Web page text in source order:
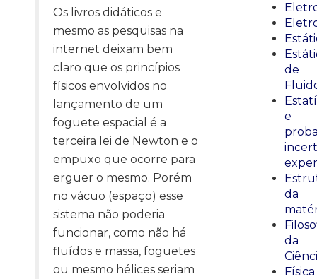
Os livros didáticos e
mesmo as pesquisas na
internet deixam bem
claro que os princípios
físicos envolvidos no
lançamento de um
foguete espacial é a
terceira lei de Newton e o
empuxo que ocorre para
erguer o mesmo. Porém
no vácuo (espaço) esse
sistema não poderia
funcionar, como não há
fluídos e massa, foguetes
ou mesmo hélices seriam
de
e
da
da
Física